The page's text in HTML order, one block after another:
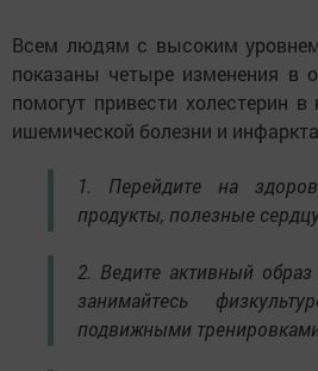
Всем людям с высоким
показаны четыре изменения в
помогут привести холестерин
ишемической болезни и
1. Перейдите на
продукты, полезные
2. Ведите активный
занимайтесь
подвижными